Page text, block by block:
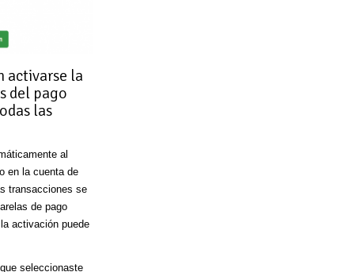
activarse la
del pago
las
al
en la cuenta de
transacciones se
de pago
activación puede
seleccionaste